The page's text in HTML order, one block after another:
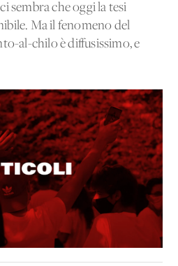
sembra che oggi la tesi
Ma il fenomeno del
al-chilo è diffusissimo, e